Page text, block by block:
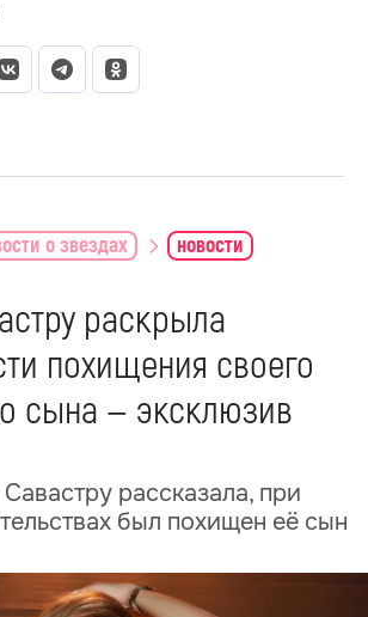
о звездах новости
раскрыла
похищения своего
сына — эксклюзив
рассказала, при
был похищен её сын